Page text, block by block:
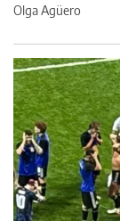
Olga Agüero